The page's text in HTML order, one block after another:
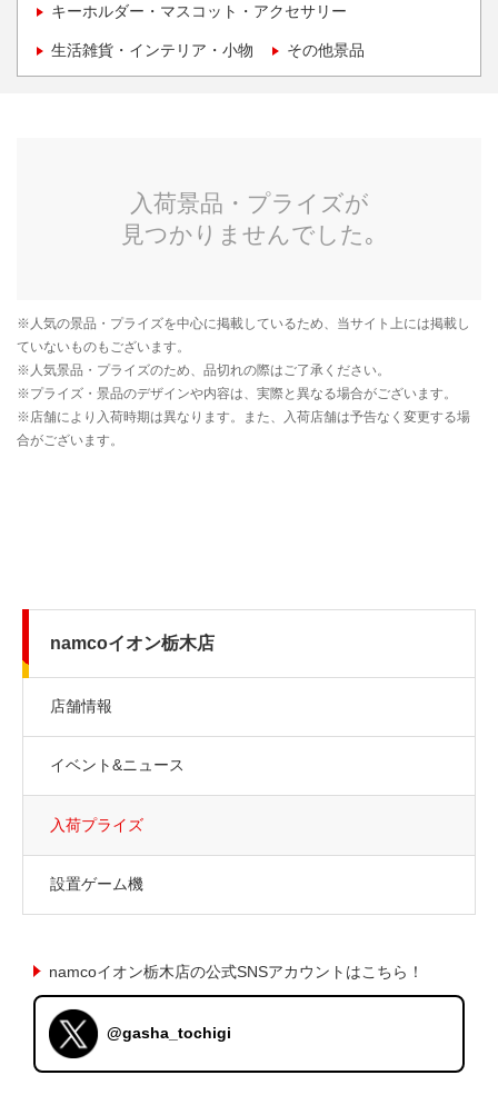
キーホルダー・マスコット・アクセサリー
生活雑貨・インテリア・小物 その他景品
namcoイオン栃木店
店舗情報
イベント&ニュース
入荷プライズ
設置ゲーム機
namcoイオン栃木店の公式SNSアカウントはこちら！
@gasha_tochigi